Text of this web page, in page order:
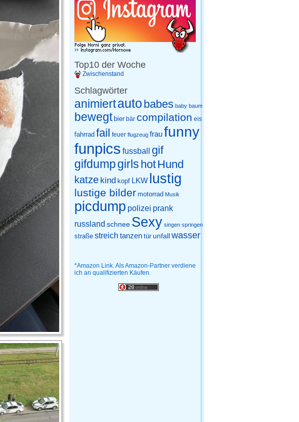
Top10 der Woche
Zwischenstand
Schlagwörter
animiertauto babes baby baum
bewegt bier bär compilation eis
fahrrad fail feuer flugzeug fraufunny
funpics fussball gif
gifdump girls hotHund
katze kind kopf LKW lustig
lustige bilder motorrad Musik
picdump polizei prank
russland schnee Sexy singen springen
straße streich tanzen tür unfallwasser
*Amazon Link. Als Amazon-Partner verdiene
ich an qualifizierten Käufen.